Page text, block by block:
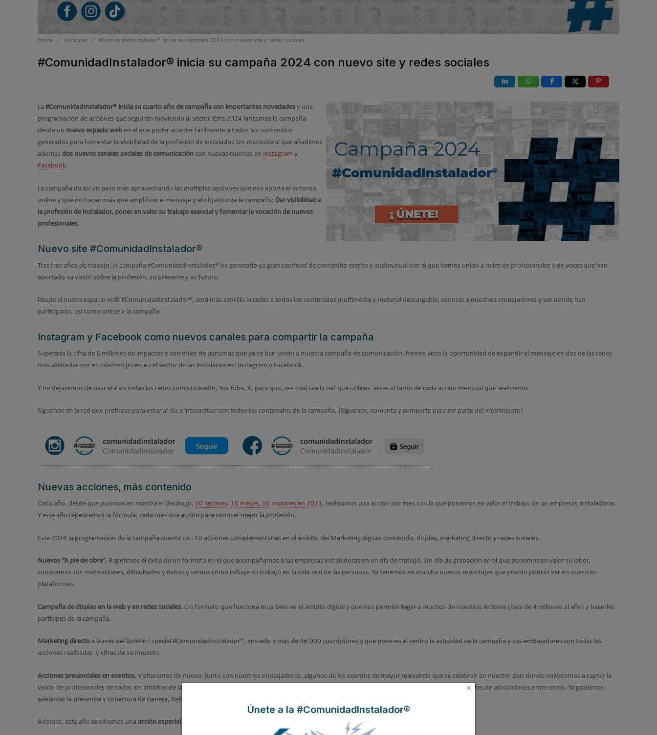
Home / Acciones / #ComunidadInstalador® inicia su campaña 2024 con nuevo site y redes sociales
#ComunidadInstalador® inicia su campaña 2024 con nuevo site y redes sociales
La #ComunidadInstalador® inicia su cuarto año de campaña con importantes novedades y una
programación de acciones que seguirán moviendo al sector. Este 2024 lanzamos la campaña
desde un nuevo espacio web en el que poder acceder fácilmente a todos los contenidos
generados para fomentar la visibilidad de la profesión de instalador. Un micrositeal que añadimos
además dos nuevos canales sociales de comunicación con nuevas cuentas en Instagram y
Facebook.
La campaña da así un paso más aprovechando las múltiples opciones que nos aporta el entorno
online y que no hacen más que amplificar el mensaje y el objetivo de la campaña: Dar visibilidad a
la profesión de instalador, poner en valor su trabajo esencial y fomentar la vocación de nuevos
profesionales.
Nuevo site #ComunidadInstalador®
Tras tres años de trabajo, la campaña #ComunidadInstalador® ha generado ya gran cantidad de contenido escrito y audiovisual con el que hemos unido a miles de profesionales y de voces que han
aportado su visión sobre la profesión, su presente y su futuro.
Desde el nuevo espacio web #ComunidadInstalador®, será más sencillo acceder a todos los contenidos multimedia y material descargable, conocer a nuestros embajadores y ver dónde han
participado, así como unirse a la campaña.
Instagram y Facebook como nuevos canales para compartir la campaña
Superada la cifra de 8 millones de impactos y con miles de personas que ya se han unido a nuestra campaña de comunicación, hemos visto la oportunidad de expandir el mensaje en dos de las redes
más utilizadas por el colectivo joven en el sector de las instalaciones: Instagram y Facebook.
Y no dejaremos de usar el # en todas las redes como LinkedIn, YouTube, X, para que, sea cual sea la red que utilices, estes al tanto de cada acción mensual que realicemos.
Síguenos en la red que prefieras para estar al día e interactuar con todos los contenidos de la campaña. ¡Síguenos, comenta y comparte para ser parte del movimiento!
Nuevas acciones, más contenido
Cada año, desde que pusimos en marcha el decálogo, 10 razones, 10 meses, 10 acciones en 2021, realizamos una acción por mes con la que ponemos en valor el trabajo de las empresas instaladoras.
Y este año repetiremos la fórmula; cada mes una acción para conocer mejor la profesión.
Este 2024 la programación de la campaña cuenta con 10 acciones complementarias en el ámbito del Marketing digital: contenido, display, marketing directo y redes sociales.
Nuevos “A pie de obra”. Repetimos el éxito de un formato en el que acompañamos a las empresas instaladoras en un día de trabajo. Un día de grabación en el que ponemos en valor su labor,
conocemos sus motivaciones, dificultades y éxitos y vemos cómo influye su trabajo en la vida real de las personas. Ya tenemos en marcha nuevos reportajes que pronto podrás ver en nuestras
plataformas.
Campaña de display en la web y en redes sociales. Un formato que funciona muy bien en el ámbito digital y que nos permite llegar a muchos de nuestros lectores (más de 4 millones al año) y hacerles
partícipes de la campaña.
Marketing directo a través del Boletín Especial #ComunidadInstalador®, enviado a más de 46.000 suscriptores y que pone en el centro la actividad de la campaña y sus embajadores con todas las
acciones realizadas y cifras de su impacto.
Acciones presenciales en eventos. Visitaremos de nuevo, junto con nuestros embajadores, algunos de los eventos de mayor relevancia que se celebran en nuestro país donde volveremos a captar la
visión de profesionales de todos los ámbitos de la construcción y sus instalaciones, desde arquitectos, instaladores, profesores, alumnos, representantes de asociaciones entre otros. Ya podemos
adelantar la presencia y cobertura de Genera, Rebuild, Auna Partner Days y Construtec 2024.
Además, este año tendremos una acción especial planificada junto con las asociaciones y de la que iremos informando próximamente.
×
Únete a la #ComunidadInstalador®